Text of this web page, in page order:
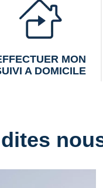
MON
A DOMICILE